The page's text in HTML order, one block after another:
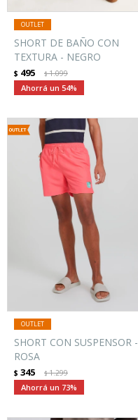
SHORT DE BAÑO CON
TEXTURA - NEGRO
$ 495 $1.099
54
SHORT CON SUSPENSOR -
ROSA
$ 345 $1.299
73